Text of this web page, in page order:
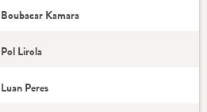
Boubacar Kamara
Pol Lirola
Luan Peres